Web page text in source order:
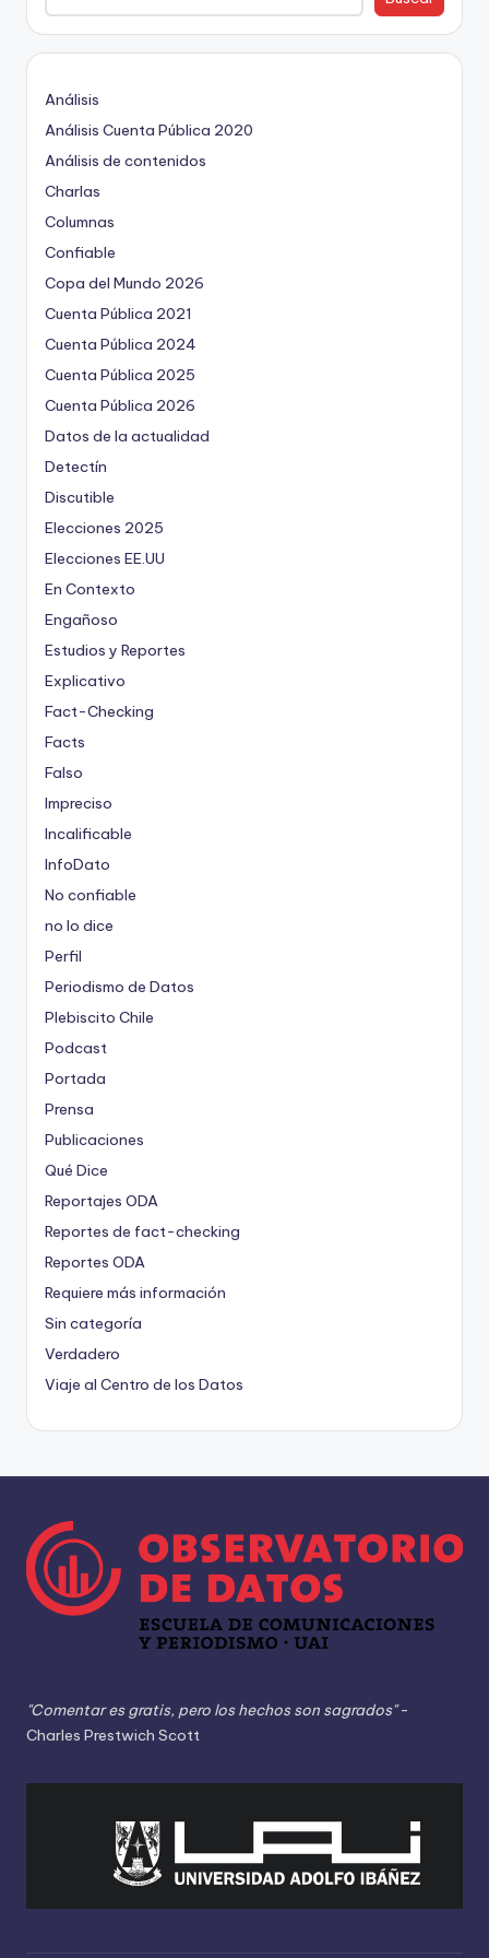
Análisis
Análisis Cuenta Pública 2020
Análisis de contenidos
Charlas
Columnas
Confiable
Copa del Mundo 2026
Cuenta Pública 2021
Cuenta Pública 2024
Cuenta Pública 2025
Cuenta Pública 2026
Datos de la actualidad
Detectín
Discutible
Elecciones 2025
Elecciones EE.UU
En Contexto
Engañoso
Estudios y Reportes
Explicativo
Fact-Checking
Facts
Falso
Impreciso
Incalificable
InfoDato
No confiable
no lo dice
Perfil
Periodismo de Datos
Plebiscito Chile
Podcast
Portada
Prensa
Publicaciones
Qué Dice
Reportajes ODA
Reportes de fact-checking
Reportes ODA
Requiere más información
Sin categoría
Verdadero
Viaje al Centro de los Datos
"Comentar es gratis, pero los hechos son sagrados"-
Charles Prestwich Scott